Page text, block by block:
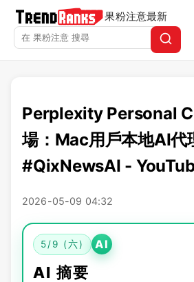
果粉注意最新
Perplexity Personal
場：Mac用戶本地AI代
#QixNewsAI -
2026-05-09 04:32
5/9 (六) AI
AI 摘要